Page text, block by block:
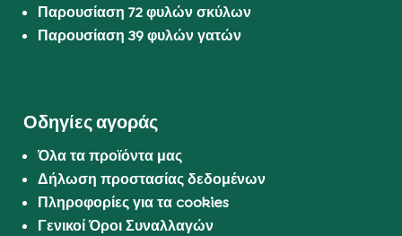
Παρουσίαση 72 φυλών σκύλων
Παρουσίαση 39 φυλών γατών
Οδηγίες αγοράς
Όλα τα προϊόντα μας
Δήλωση προστασίας δεδομένων
Πληροφορίες για τα cookies
Γενικοί Όροι Συναλλαγών